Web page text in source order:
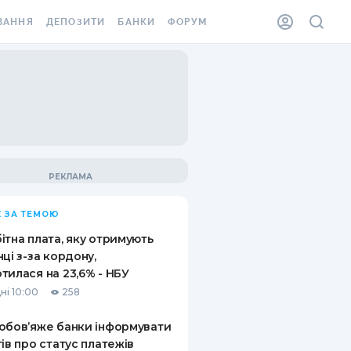
ВІНЬЄТКА
ВІД
ВИПАДКІВ
ДЕПОЗИТИ
ПИТАННЯ ТА ВІДПОВІДІ
ПУТІВНИКИ ПО
ЗАОЩАДЖЕННЯМ
БАНКИ ФОРУМ
ЗА ТЕМОЮ
плата, яку отримують
з-за кордону,
на 23,6% - НБУ
10:00 258
банки інформувати
про статус платежів